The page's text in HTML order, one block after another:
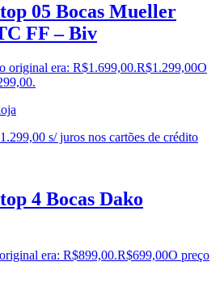
(0)
05 Bocas Mueller
FF – Biv
original era: R$1.699,00.R$1.299,00O
s/ juros nos cartões de crédito
4 Bocas Dako
era: R$899,00.R$699,00O preço